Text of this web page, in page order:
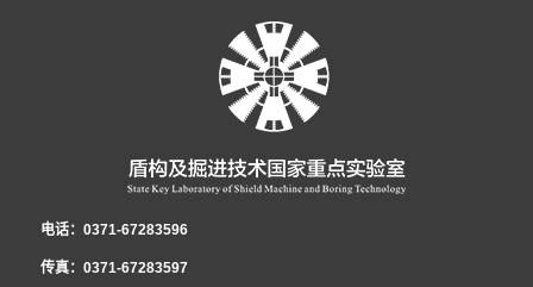
名1许自文1441898165.50 12孔德卿146181.28164.56 23高士琛
107.5172.2126.9134龚豪博111156124.54 ...
公示期内对所公示的内容存有异议，请在2025年12月15日前向国家重点实验
室反映。反映电话:0371-67283597 附件:劳务派...
条件及岗位要求1．引进范围：工程机械（机电）技术岗位的专业技术人员；
2．年龄不超过40岁。 3．具有本科及以上学历。4．已在本单位连续务工3年
及以上。5．近3年绩效考核结果均为良好及以上，至少有1年为优秀。 6．身
心健康，认同企业文化。7．无处分期内的违反本单位规章制度情况且无处分
彻落实习近平总书记关于坚定理想信念和增强爱党爱国情感重要论述精神的重
要举措，是推进全面从严治党向基层延伸、加强基层思想政治工作的迫切需
要，是促进企业实现高质量发展的有效途径。为进一步助推主题活动走深走
实，中国中铁官方微信特开设《理想信念情怀 爱党爱国爱企》专栏，聚焦基层
电话：0371-67283596
传真：0371-67283597